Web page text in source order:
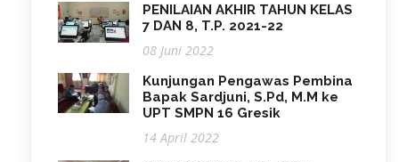
PENILAIAN AKHIR TAHUN KELAS
7 DAN 8, T.P. 2021-22
08 Juni 2022
Kunjungan Pengawas Pembina
Bapak Sardjuni, S.Pd, M.M ke
UPT SMPN 16 Gresik
14 April 2022